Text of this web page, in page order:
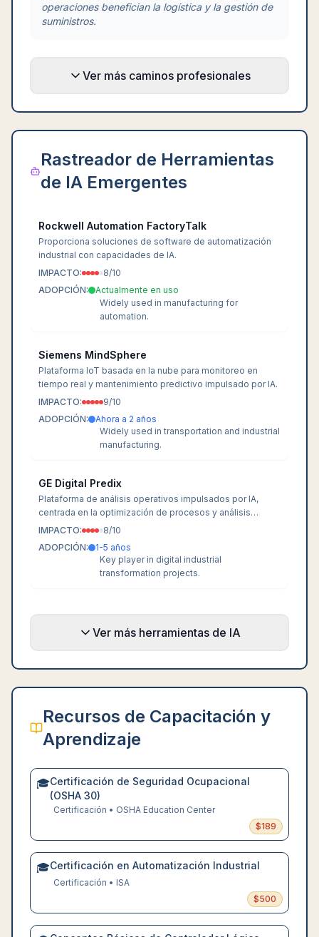
operaciones benefician la logística y la gestión de
suministros.
Ver más caminos profesionales
Rastreador de Herramientas
de IA Emergentes
Rockwell Automation FactoryTalk
Proporciona soluciones de software de automatización
industrial con capacidades de IA.
IMPACTO:
8/10
ADOPCIÓN:
Actualmente en uso
Widely used in manufacturing for
automation.
Siemens MindSphere
Plataforma IoT basada en la nube para monitoreo en
tiempo real y mantenimiento predictivo impulsado por IA.
IMPACTO:
9/10
ADOPCIÓN:
Ahora a 2 años
Widely used in transportation and industrial
manufacturing.
GE Digital Predix
Plataforma de análisis operativos impulsados por IA,
centrada en la optimización de procesos y análisis
predictivo.
IMPACTO: 8/10
ADOPCIÓN:
1-5 años
Key player in digital industrial
transformation projects.
Ver más herramientas de IA
Recursos de Capacitación y
Aprendizaje
🎓Certificación de Seguridad Ocupacional
(OSHA 30)
Certificación • OSHA Education Center
$189
🎓Certificación en Automatización Industrial
Certificación • ISA
$500